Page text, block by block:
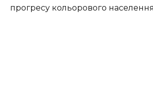
прогресу кольорового